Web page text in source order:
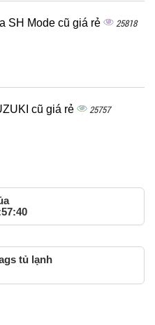
SH Mode cũ giá rẻ 25818
cũ giá rẻ 25757
tủ lạnh